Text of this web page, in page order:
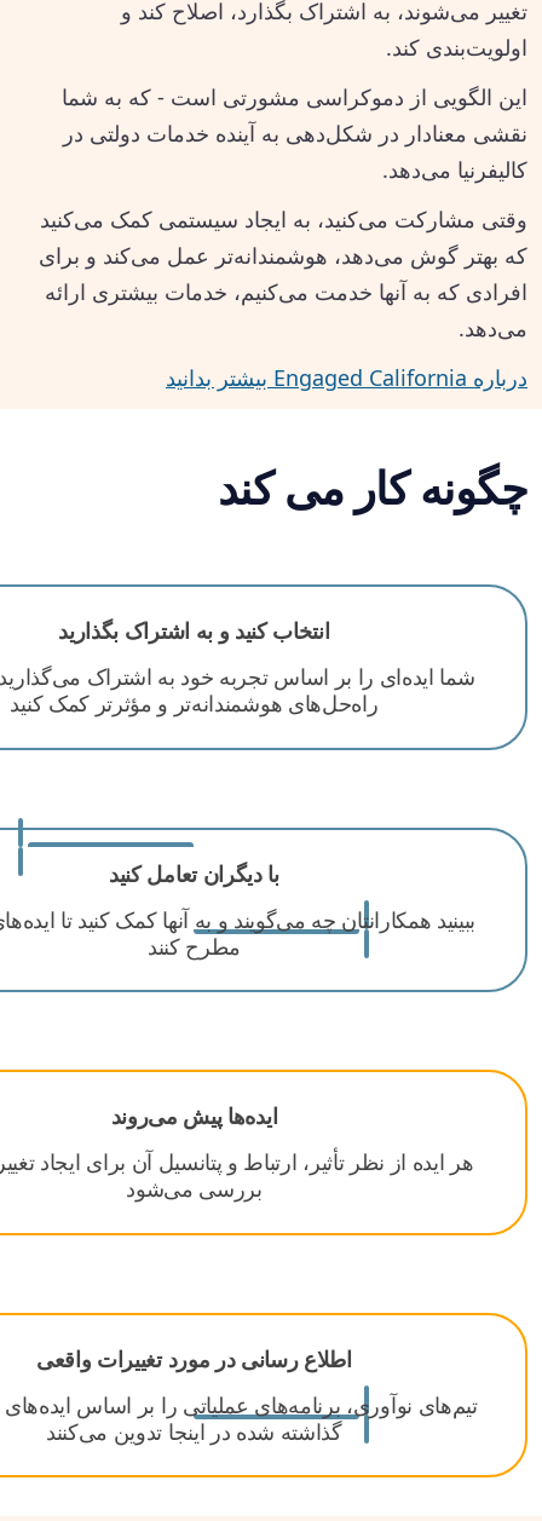
تغییر می‌شوند، به اشتراک بگذارد، اصلاح کند و
اولویت‌بندی کند.
این الگویی از دموکراسی مشورتی است - که به شما
نقشی معنادار در شکل‌دهی به آینده خدمات دولتی در
کالیفرنیا می‌دهد.
وقتی مشارکت می‌کنید، به ایجاد سیستمی کمک می‌کنید
که بهتر گوش می‌دهد، هوشمندانه‌تر عمل می‌کند و برای
افرادی که به آنها خدمت می‌کنیم، خدمات بیشتری ارائه
می‌دهد.
درباره Engaged California بیشتر بدانید
چگونه کار می کند
انتخاب کنید و به اشتراک بگذارید
شما ایده‌ای را بر اساس تجربه خود به اشتراک می‌گذارید
راه‌حل‌های هوشمندانه‌تر و مؤثرتر کمک کنید
با دیگران تعامل کنید
ببینید همکارانتان چه می‌گویند و به آنها کمک کنید تا
مطرح کنند
ایده‌ها پیش می‌روند
هر ایده از نظر تأثیر، ارتباط و پتانسیل آن برای ایجاد
بررسی می‌شود
اطلاع رسانی در مورد تغییرات واقعی
تیم‌های نوآوری، برنامه‌های عملیاتی را بر اساس
گذاشته شده در اینجا تدوین می‌کنند